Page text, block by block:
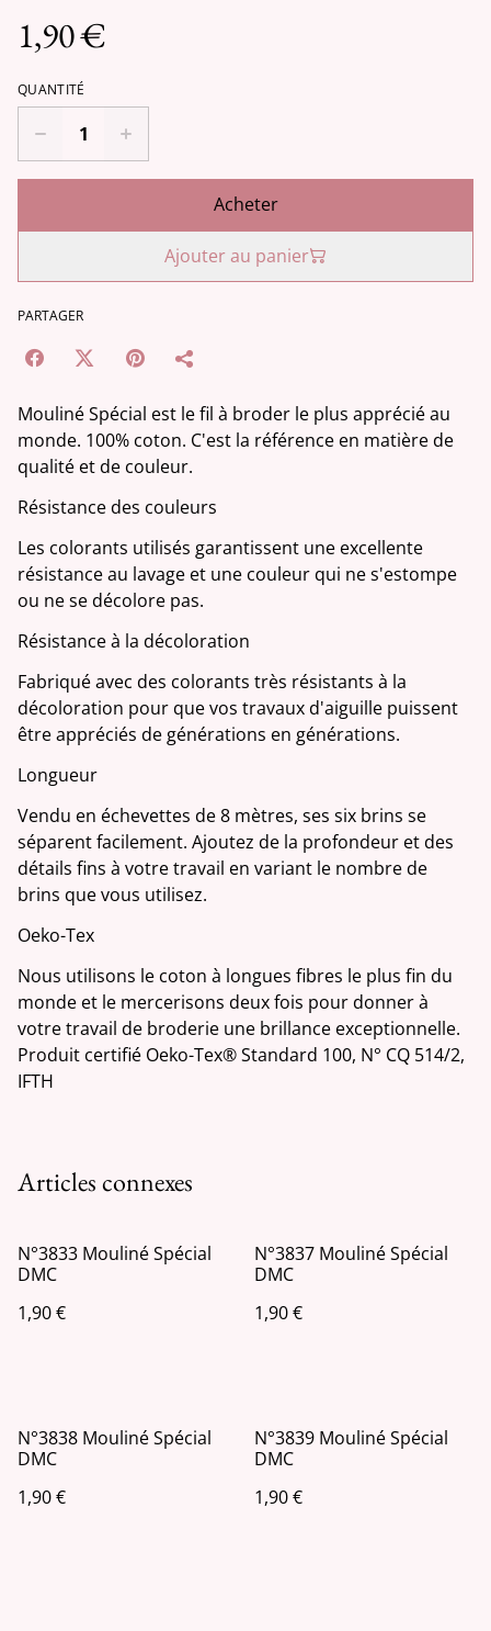
1,90 €
QUANTITÉ
Acheter
Ajouter au panier
PARTAGER
Mouliné Spécial est le fil à broder le plus apprécié au
monde. 100% coton. C'est la référence en matière de
qualité et de couleur.
Résistance des couleurs
Les colorants utilisés garantissent une excellente
résistance au lavage et une couleur qui ne s'estompe
ou ne se décolore pas.
Résistance à la décoloration
Fabriqué avec des colorants très résistants à la
décoloration pour que vos travaux d'aiguille puissent
être appréciés de générations en générations.
Longueur
Vendu en échevettes de 8 mètres, ses six brins se
séparent facilement. Ajoutez de la profondeur et des
détails fins à votre travail en variant le nombre de
brins que vous utilisez.
Oeko-Tex
Nous utilisons le coton à longues fibres le plus fin du
monde et le mercerisons deux fois pour donner à
votre travail de broderie une brillance exceptionnelle.
Produit certifié Oeko-Tex® Standard 100, N° CQ 514/2,
IFTH
Articles connexes
N°3833 Mouliné Spécial
DMC
1,90 €
N°3837 Mouliné Spécial
DMC
1,90 €
N°3838 Mouliné Spécial
DMC
1,90 €
N°3839 Mouliné Spécial
DMC
1,90 €